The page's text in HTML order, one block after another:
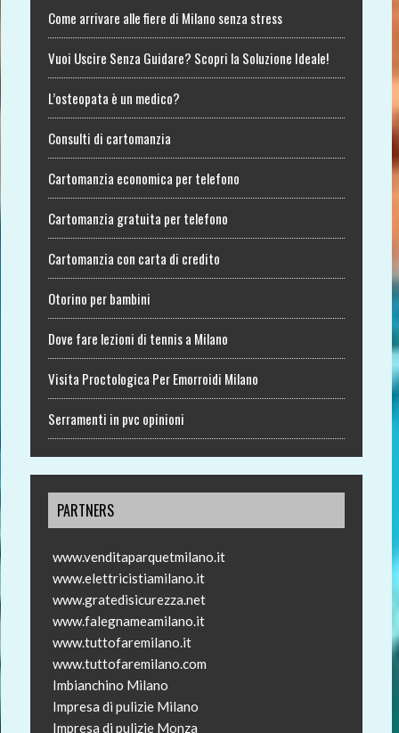
Come arrivare alle fiere di Milano senza stress
Vuoi Uscire Senza Guidare? Scopri la Soluzione Ideale!
L’osteopata è un medico?
Consulti di cartomanzia
Cartomanzia economica per telefono
Cartomanzia gratuita per telefono
Cartomanzia con carta di credito
Otorino per bambini
Dove fare lezioni di tennis a Milano
Visita Proctologica Per Emorroidi Milano
Serramenti in pvc opinioni
PARTNERS
www.venditaparquetmilano.it
www.elettricistiamilano.it
www.gratedisicurezza.net
www.falegnameamilano.it
www.tuttofaremilano.it
www.tuttofaremilano.com
Imbianchino Milano
Impresa di pulizie Milano
Impresa di pulizie Monza